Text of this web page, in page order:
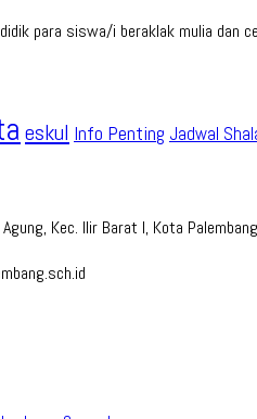
para siswa/i beraklak mulia dan
eskul Info Penting Jadwal
Kec. Ilir Barat I, Kota